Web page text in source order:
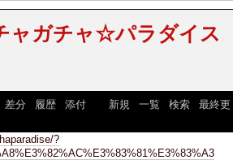
ャガチャ☆パラダイス
差分 履歴| 添付] [ 新規 一覧 検索| 最終更
?